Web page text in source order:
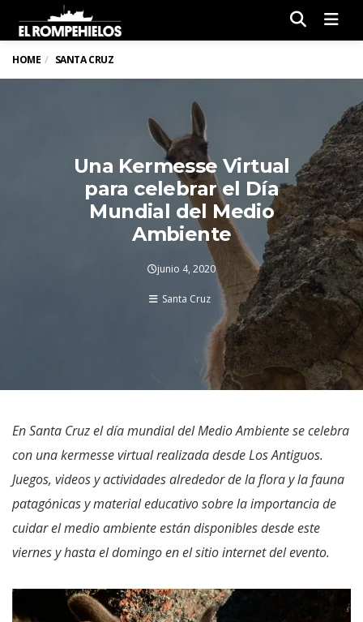
HOME SANTA CRUZ
Una Kermesse Virtual
para celebrar el Día
Mundial del Medio
Ambiente
junio 4, 2020
Santa Cruz
En Santa Cruz el día mundial del Medio Ambiente se celebra
con una kermesse virtual realizada desde Los Antiguos.
Juegos, videos y actividades alrededor de la flora y la fauna
patagónicas y material educativo sobre la importancia de
cuidar el medio ambiente están disponibles desde este
viernes y hasta el domingo en el sitio internet del evento.